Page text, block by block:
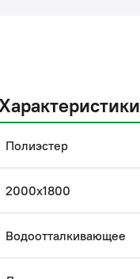
Полиэстер
2000х1800
Водоотталкивающее